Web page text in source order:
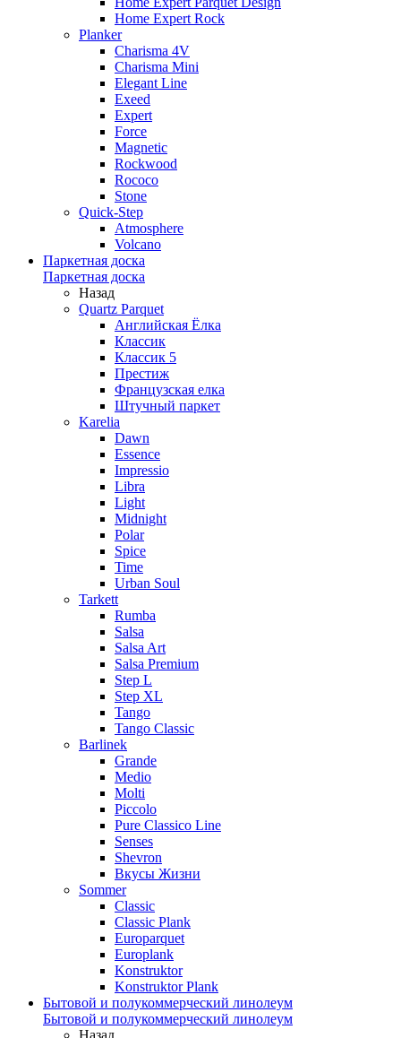
Home Expert Rock
Planker
Charisma 4V
Charisma Mini
Elegant Line
Exeed
Expert
Force
Magnetic
Rockwood
Rococo
Stone
Quick-Step
Atmosphere
Volcano
Паркетная доска
Паркетная доска
Назад
Quartz Parquet
Английская Ёлка
Классик
Классик 5
Престиж
Французская елка
Штучный паркет
Karelia
Dawn
Essence
Impressio
Libra
Light
Midnight
Polar
Spice
Time
Urban Soul
Tarkett
Rumba
Salsa
Salsa Art
Salsa Premium
Step L
Step XL
Tango
Tango Classic
Barlinek
Grande
Medio
Molti
Piccolo
Pure Classico Line
Senses
Shevron
Вкусы Жизни
Sommer
Classic
Classic Plank
Europarquet
Europlank
Konstruktor
Konstruktor Plank
Бытовой и полукоммерческий линолеум
Бытовой и полукоммерческий линолеум
Назад